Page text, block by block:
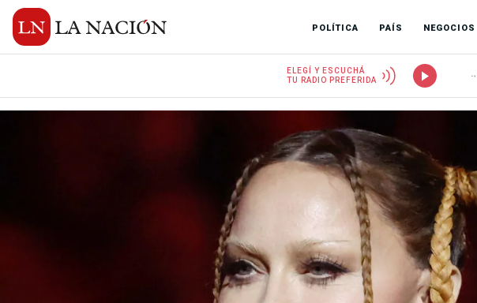
POLÍTICA PAÍS NEGOCIOS
ELEGÍ Y ESCUCHÁ
TU RADIO PREFERIDA